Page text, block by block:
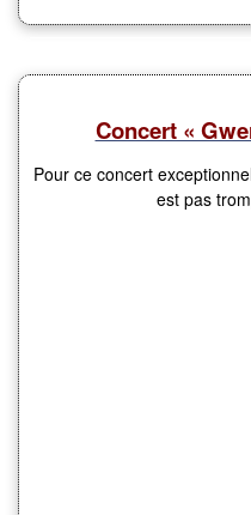
Concert «
Pour ce concert
est pas